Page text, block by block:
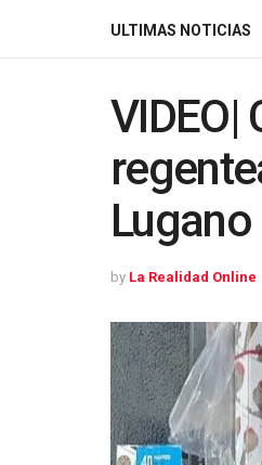
ULTIMAS NOTICIAS
VIDEO|
Lugano
by La Realidad Online